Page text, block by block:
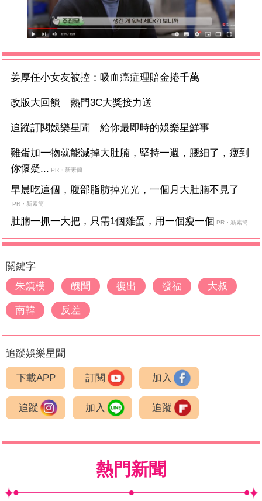
姜厚任小女友被控：吸血癌症理賠金捲千萬
改版大回饋 熱門3C大獎接力送
追蹤訂閱娛樂星聞 給你最即時的娛樂星鮮事
雞蛋加一物就能減掉大肚腩，堅持一週，腰細了，瘦到
你懷疑... PR・新素簡
早晨吃這個，腹部脂肪掉光光，一個月大肚腩不見了
PR・新素簡
肚腩一抓一大把，只需1個雞蛋，用一個瘦一個 PR・新素簡
關鍵字
朱鎮模
醜聞 復出 發福 大叔
南韓 反差
追蹤娛樂星聞
下載APP 訂閱 加入
追蹤 加入 追蹤
熱門新聞